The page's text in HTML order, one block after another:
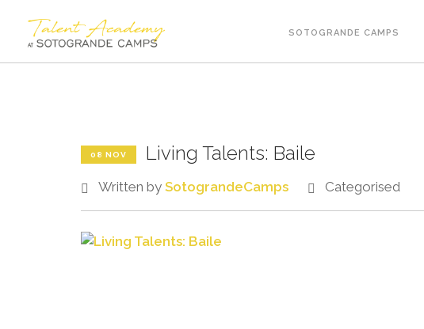
SOTOGRANDE CAMPS
08 NOV Living Talents: Baile
Written by SotograndeCamps Categorised